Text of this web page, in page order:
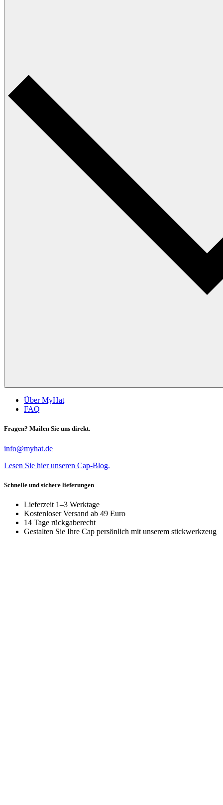
Über MyHat
FAQ
Fragen? Mailen Sie uns direkt.
info@myhat.de
Lesen Sie hier unseren Cap-Blog.
Schnelle und sichere lieferungen
Lieferzeit 1–3 Werktage
Kostenloser Versand ab 49 Euro
14 Tage rückgaberecht
Gestalten Sie Ihre Cap persönlich mit unserem stickwerkzeug